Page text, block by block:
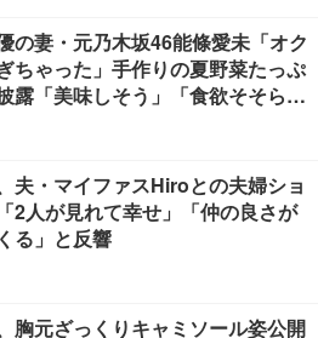
の妻・元乃木坂46能條愛未「オク
ちゃった」手作りの夏野菜たっぷ
露「美味しそう」「食欲そそられ
夫・マイファスHiroとの夫婦ショ
2人が見れて幸せ」「仲の良さが
る」と反響
胸元ざっくりキャミソール姿公開